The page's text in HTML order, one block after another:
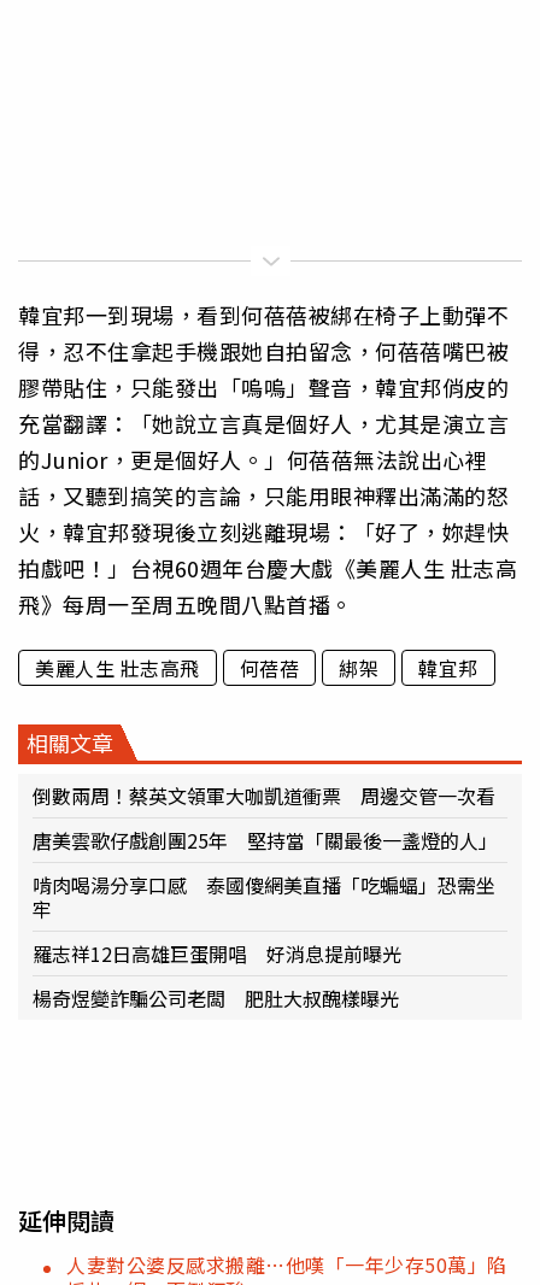
韓宜邦一到現場，看到何蓓蓓被綁在椅子上動彈不
得，忍不住拿起手機跟她自拍留念，何蓓蓓嘴巴被
膠帶貼住，只能發出「嗚嗚」聲音，韓宜邦俏皮的
充當翻譯：「她說立言真是個好人，尤其是演立言
的Junior，更是個好人。」何蓓蓓無法說出心裡
話，又聽到搞笑的言論，只能用眼神釋出滿滿的怒
火，韓宜邦發現後立刻逃離現場：「好了，妳趕快
拍戲吧！」台視60週年台慶大戲《美麗人生 壯志高
飛》每周一至周五晚間八點首播。
美麗人生 壯志高飛 何蓓蓓 綁架 韓宜邦
相關文章
倒數兩周！蔡英文領軍大咖凱道衝票 周邊交管一次看
唐美雲歌仔戲創團25年 堅持當「關最後一盞燈的人」
啃肉喝湯分享口感 泰國傻網美直播「吃蝙蝠」恐需坐
牢
羅志祥12日高雄巨蛋開唱 好消息提前曝光
楊奇煜變詐騙公司老闆 肥肚大叔醜樣曝光
延伸閱讀
人妻對公婆反感求搬離…他嘆「一年少存50萬」陷